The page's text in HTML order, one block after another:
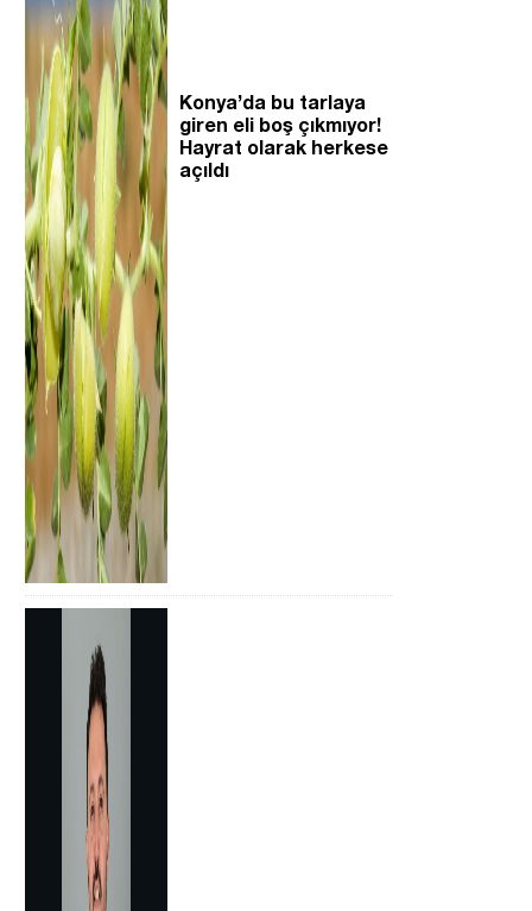
Konya’da bu tarlaya
giren eli boş çıkmıyor!
Hayrat olarak herkese
açıldı